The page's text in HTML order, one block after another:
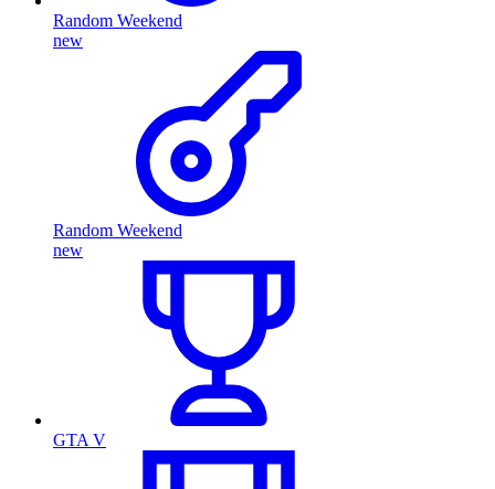
Random Weekend
new
Random Weekend
new
GTA V